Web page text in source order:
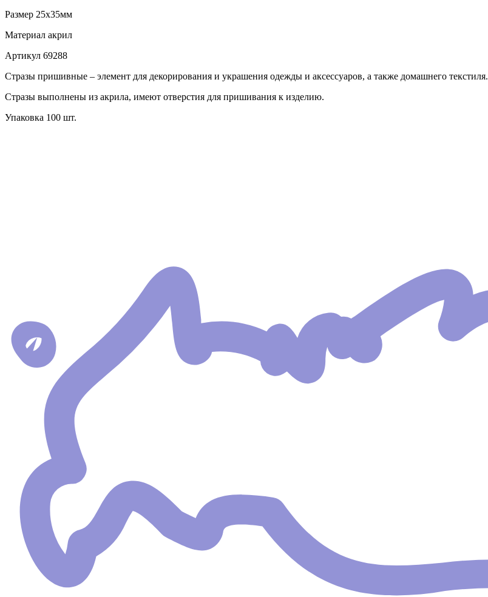
Размер 25х35мм
Материал акрил
Артикул 69288
Стразы пришивные – элемент для декорирования и украшения одежды и аксессуаров, а также домашнего текстиля.
Стразы выполнены из акрила, имеют отверстия для пришивания к изделию.
Упаковка 100 шт.